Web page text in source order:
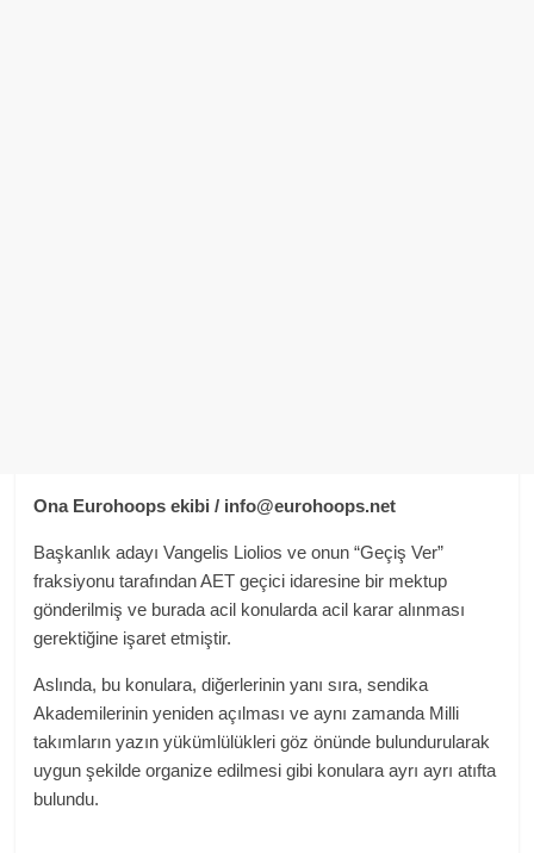
OnaEurohoops ekibi / info@eurohoops.net
Başkanlık adayı Vangelis Liolios ve onun “Geçiş Ver”
fraksiyonu tarafından AET geçici idaresine bir mektup
gönderilmiş ve burada acil konularda acil karar alınması
gerektiğine işaret etmiştir.
Aslında, bu konulara, diğerlerinin yanı sıra, sendika
Akademilerinin yeniden açılması ve aynı zamanda Milli
takımların yazın yükümlülükleri göz önünde bulundurularak
uygun şekilde organize edilmesi gibi konulara ayrı ayrı atıfta
bulundu.